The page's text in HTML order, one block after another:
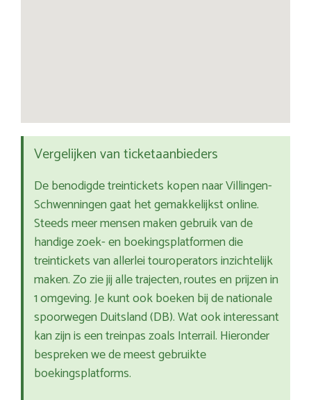
Vergelijken van ticketaanbieders
De benodigde treintickets kopen naar Villingen-
Schwenningen gaat het gemakkelijkst online.
Steeds meer mensen maken gebruik van de
handige zoek- en boekingsplatformen die
treintickets van allerlei touroperators inzichtelijk
maken. Zo zie jij alle trajecten, routes en prijzen in
1 omgeving. Je kunt ook boeken bij de nationale
spoorwegen Duitsland (DB). Wat ook interessant
kan zijn is een treinpas zoals Interrail. Hieronder
bespreken we de meest gebruikte
boekingsplatforms.